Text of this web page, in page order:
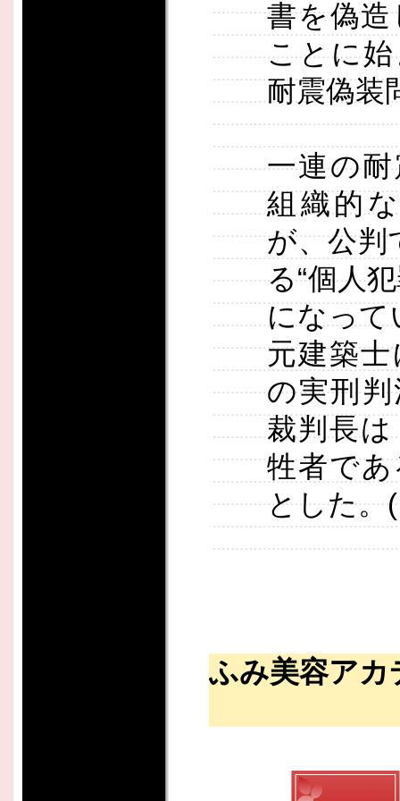
書を偽
ことに
耐震偽装
一連の
組織的
が、公判
る“個人
になって
元建築
の実刑
裁判長
牲者で
とした。
ふみ美容アカ